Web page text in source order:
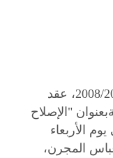
ضمنموسمه التدريبي الأول للعام 2008/2009، عقد
"الإصلاح
الأربعاء
عباس المجرن،